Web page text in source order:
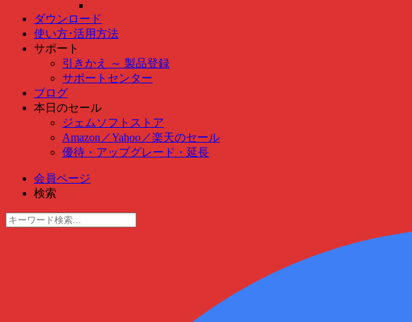
ダウンロード
使い方･活用方法
サポート
引きかえ ～ 製品登録
サポートセンター
ブログ
本日のセール
ジェムソフトストア
Amazon ／Yahoo ／楽天のセール
優待・アップグレード・延長
会員ページ
検索